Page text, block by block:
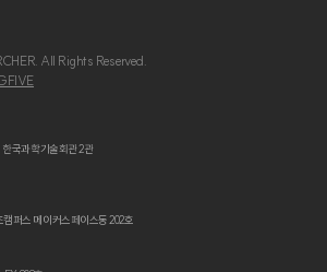
All Rights Reserved.
한국과학기술회관 2관
캠퍼스 메이커스페이스동 202호